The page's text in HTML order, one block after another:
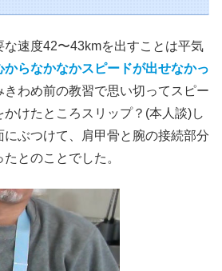
速度42〜43kmを出すことは平気
からなかなかスピードが出せなかっ
きわめ前の教習で思い切ってスピー
かけたところスリップ？(本人談)し
にぶつけて、肩甲骨と腕の接続部分
とのことでした。